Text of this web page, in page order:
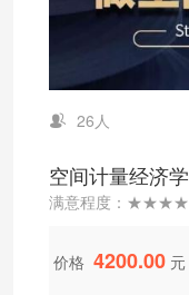
26人
空间计量经济
满意程度：
价格 4200.00 元